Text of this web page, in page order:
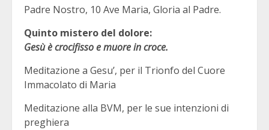
Padre Nostro, 10 Ave Maria, Gloria al Padre.
Quinto mistero del dolore:
Gesù è crocifisso e muore in croce.
Meditazione a Gesu’, per il Trionfo del Cuore
Immacolato di Maria
Meditazione alla BVM, per le sue intenzioni di
preghiera